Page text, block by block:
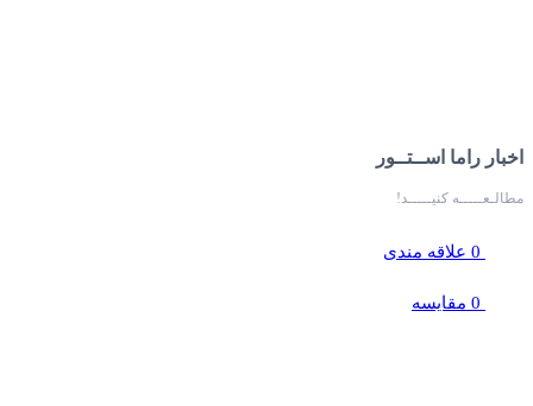
اخبار راما اســتــور
مطالـعـــــه کنیـــــد!
0 علاقه مندی
0 مقایسه